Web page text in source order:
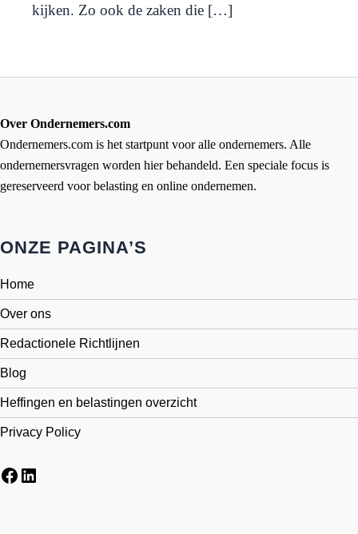
kijken. Zo ook de zaken die […]
Over Ondernemers.com
Ondernemers.com is het startpunt voor alle ondernemers. Alle
ondernemersvragen worden hier behandeld. Een speciale focus is
gereserveerd voor belasting en online ondernemen.
ONZE PAGINA’S
Home
Over ons
Redactionele Richtlijnen
Blog
Heffingen en belastingen overzicht
Privacy Policy
Facebook
LinkedIn